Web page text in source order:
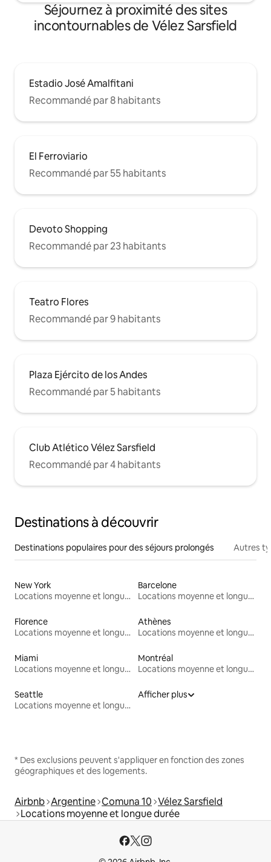
Séjournez à proximité des sites
incontournables de Vélez Sarsfield
Estadio José Amalfitani
Recommandé par 8 habitants
El Ferroviario
Recommandé par 55 habitants
Devoto Shopping
Recommandé par 23 habitants
Teatro Flores
Recommandé par 9 habitants
Plaza Ejército de los Andes
Recommandé par 5 habitants
Club Atlético Vélez Sarsfield
Recommandé par 4 habitants
Destinations à découvrir
Destinations populaires pour des séjours prolongés Autres
New York
Locations moyenne et longue durée
Barcelone
Locations moyenne et longue durée
Florence
Locations moyenne et longue durée
Athènes
Locations moyenne et longue durée
Miami
Locations moyenne et longue durée
Montréal
Locations moyenne et longue durée
Seattle
Locations moyenne et longue durée
Afficher plus
* Des exclusions peuvent s'appliquer en fonction des zones
géographiques et des logements.
Airbnb Argentine Comuna 10 Vélez Sarsfield
Locations moyenne et longue durée